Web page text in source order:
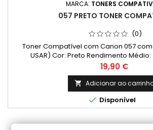
MARCA: TONERS
057 PRETO TONER
(0)
Toner Compatível com Canon 057 com
USAR) Cor: Preto Rendimento Médio:
Preço
19,90 €
 Adicionar ao
 Disponível